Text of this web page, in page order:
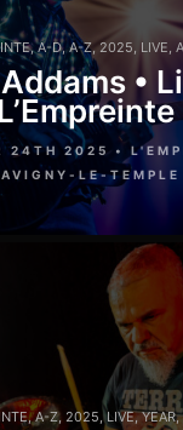
,A-D,A-Z,2025, LIVE, A
•
24TH 2025 •
LE-TEMPLE
,A-Z, 2025 ,LIVE,YEAR,